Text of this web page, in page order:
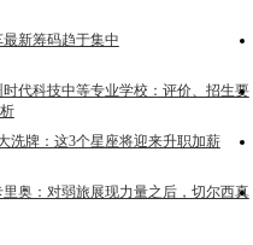
新筹码趋于集中
代科技中等专业学校：评价、招生要
洗牌：这3个星座将迎来升职加薪
奥：对弱旅展现力量之后，切尔西真